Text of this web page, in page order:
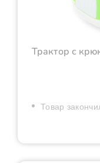
Трактор с
Товар